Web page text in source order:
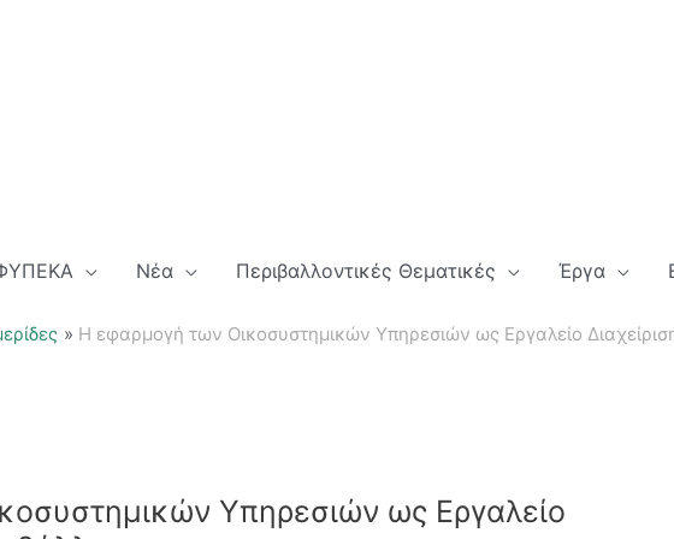
Νέα Περιβαλλοντικές Θεματικές Έργα
Η εφαρμογή των Οικοσυστημικών Υπηρεσιών ως Εργαλείο
Υπηρεσιών ως Εργαλείο